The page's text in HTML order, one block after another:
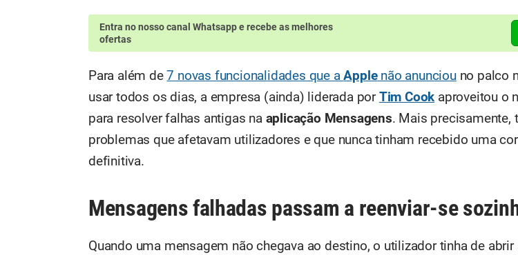
Entra no nosso canal Whatsappe recebe as melhores
ofertas
Para além de7 novas funcionalidades que aApplenão anunciouno palco
usar todos os dias, a empresa (ainda) liderada porTim Cook aproveitou o
para resolver falhas antigas na aplicação Mensagens. Mais precisamente,
problemas que afetavam utilizadores e que nunca tinham recebido uma
definitiva.
Mensagens falhadas passam a reenviar-se
Quando uma mensagem não chegava ao destino, o utilizador tinha de abrir